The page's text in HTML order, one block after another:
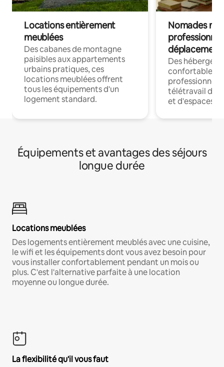
Locations entièrement
meublées
Des cabanes de montagne
paisibles aux appartements
urbains pratiques, ces
locations meublées offrent
tous les équipements d'un
logement standard.
Nomades
déplacement
Des
confortables
professionnels
télétravail
et d'espaces
Équipements et avantages des séjours
longue durée
Locations meublées
Des logements entièrement meublés avec une cuisine,
le wifi et les équipements dont vous avez besoin pour
vous installer confortablement pendant un mois ou
plus. C'est l'alternative parfaite à une location
moyenne ou longue durée.
La flexibilité qu'il vous faut